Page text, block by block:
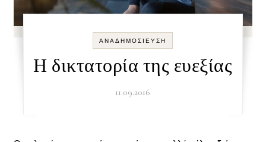
ΑΝΑΔΗΜΟΣΊΕΥΣΗ
Η δικτατορία της ευεξίας
11.09.2016